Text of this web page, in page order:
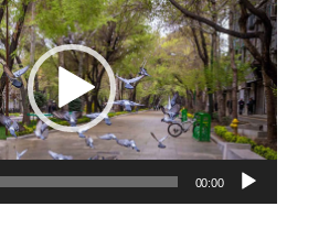
ویدیو
00:00